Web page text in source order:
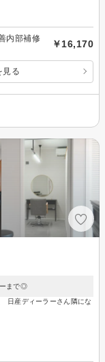
内部補修
￥16,170
見る
ーまで◎
日産ディーラーさん隣にな